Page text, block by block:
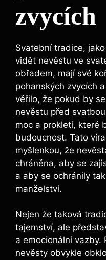
zvycích
Svatební tradice,
vidět nevěstu ve
obřadem, mají své
pohanských zvycích
věřilo, že pokud by
nevěstu před
moc a prokletí, které
budoucnost. Tato
myšlenkou, že
chráněna, aby se
a aby se ochránily
manželství.
Nejen že taková
tajemství, ale
a emocionální vazby.
nevěsty obvykle